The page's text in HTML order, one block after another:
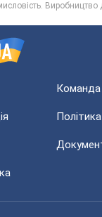
Виробництво
Команда